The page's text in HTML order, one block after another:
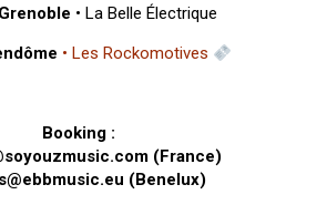
• La Belle Électrique
• Les Rockomotives
Booking :
(France)
(Benelux)